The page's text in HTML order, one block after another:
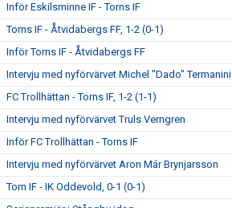
Inför Eskilsminne IF - Torns IF
Torns IF - Åtvidabergs FF, 1-2 (0-1)
Inför Torns IF - Åtvidabergs FF
Intervju med nyförvärvet Michel "Dado" Termanini
FC Trollhättan - Torns IF, 1-2 (1-1)
Intervju med nyförvärvet Truls Verngren
Inför FC Trollhättan - Torns IF
Intervju med nyförvärvet Aron Már Brynjarsson
Torn IF - IK Oddevold, 0-1 (0-1)